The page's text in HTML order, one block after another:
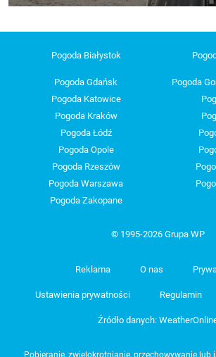
Pogoda Białystok
Pogoda Gdańsk
Pogoda
Pogoda Katowice
Pogoda Kraków
Pogoda Łódź
Pogoda Opole
Pogoda Rzeszów
Pogoda Warszawa
Pogoda Zakopane
© 1995-2026 Grupa WP
Reklama O nas
Ustawienia prywatności Regulamin
Źródło danych:
Pobieranie, zwielokrotnianie, przechowywanie lub